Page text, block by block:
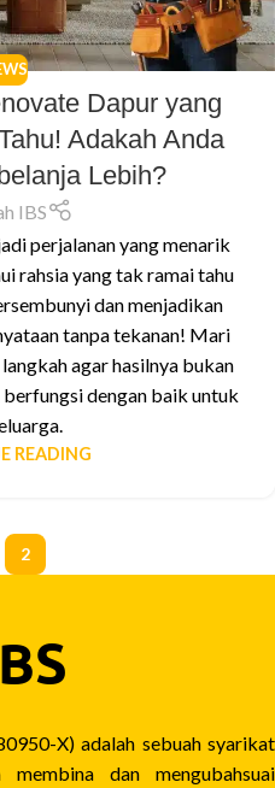
Dapur yang
Adakah Anda
Lebih?
IBS
perjalanan yang menarik
rahsia yang tak ramai tahu
dan menjadikan
tanpa tekanan! Mari
agar hasilnya bukan
dengan baik untuk
READING
2
X) adalah sebuah syarikat
dan mengubahsuai